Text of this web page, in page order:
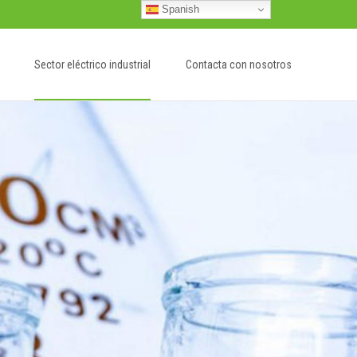
Sector eléctrico industrial Contacta con nosotros
Spanish